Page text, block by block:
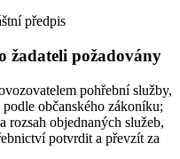
předpis
žadateli požadovány
pohřební služby,
občanského zákoníku;
rozsah objednaných služeb,
potvrdit a převzít za